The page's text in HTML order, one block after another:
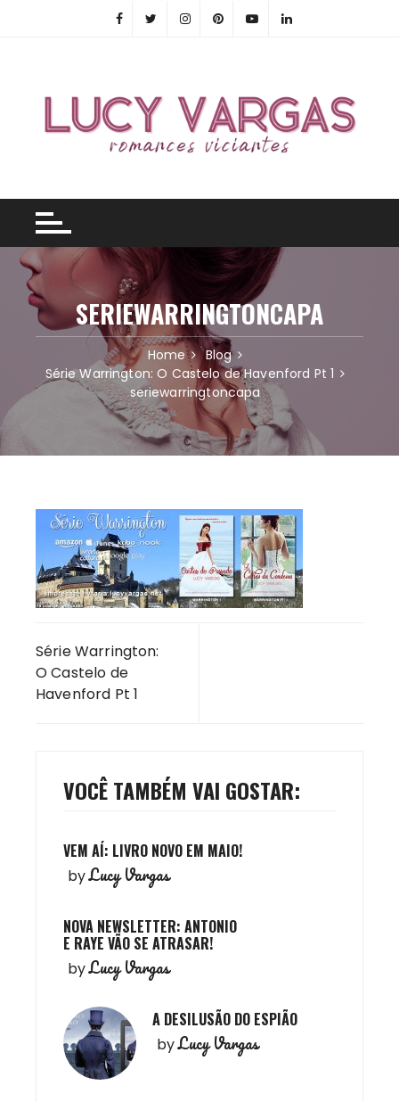
SERIEWARRINGTONCAPA
Home
Blog
Série Warrington: O Castelo de Havenford Pt 1
seriewarringtoncapa
de
Post
Série Warrington:
O Castelo de
Havenford Pt 1
VOCÊ TAMBÉM VAI GOSTAR:
VEM AÍ: LIVRO NOVO EM MAIO!
byLucy Vargas
NOVA NEWSLETTER: ANTONIO
E RAYE VÃO SE ATRASAR!
byLucy Vargas
A DESILUSÃO DO ESPIÃO
byLucy Vargas